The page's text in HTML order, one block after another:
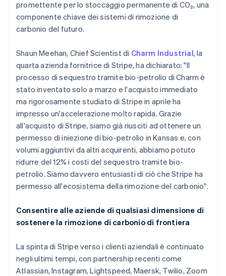
promettente per lo stoccaggio permanente di CO₂, una
componente chiave dei sistemi di rimozione di
carbonio del futuro.
Shaun Meehan, Chief Scientist di Charm Industrial, la
quarta azienda fornitrice di Stripe, ha dichiarato: "Il
processo di sequestro tramite bio-petrolio di Charm è
stato inventato solo a marzo e l'acquisto immediato
ma rigorosamente studiato di Stripe in aprile ha
impresso un'accelerazione molto rapida. Grazie
all'acquisto di Stripe, siamo già riusciti ad ottenere un
permesso di iniezione di bio-petrolio in Kansas e, con
volumi aggiuntivi da altri acquirenti, abbiamo potuto
ridurre del 12% i costi del sequestro tramite bio-
petrolio. Siamo davvero entusiasti di ciò che Stripe ha
permesso all'ecosistema della rimozione del carbonio".
Consentire alle aziende di qualsiasi dimensione di
sostenere la rimozione di carbonio di frontiera
La spinta di Stripe verso i clienti aziendali è continuato
negli ultimi tempi, con partnership recenti come
Atlassian, Instagram, Lightspeed, Maersk, Twilio, Zoom
Belgio
NederlandsFrançais DeutschEnglish
Brasile
Bulgaria
English
Canada
English Français
Cina continentale
简体中文English
Cipro
English
Croazia
English Italiano
Danimarca
English
Emirati Arabi Uniti
English
Estonia
Finlandia
EnglishSvenska
FrançaisEnglish
Germania
Deutsch English